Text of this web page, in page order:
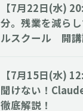
【7月22日(水)
分。残業を減ら
ルスクール 開講
【7月15日(水)
聞けない！
徹底解説！